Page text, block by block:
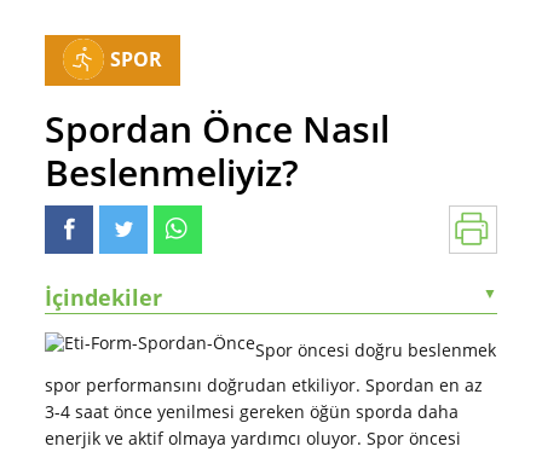
SPOR
Spordan Önce Nasıl
Beslenmeliyiz?
İçindekiler ▼
Spor öncesi doğru beslenmek
spor performansını doğrudan etkiliyor. Spordan en az
3-4 saat önce yenilmesi gereken öğün sporda daha
enerjik ve aktif olmaya yardımcı oluyor. Spor öncesi